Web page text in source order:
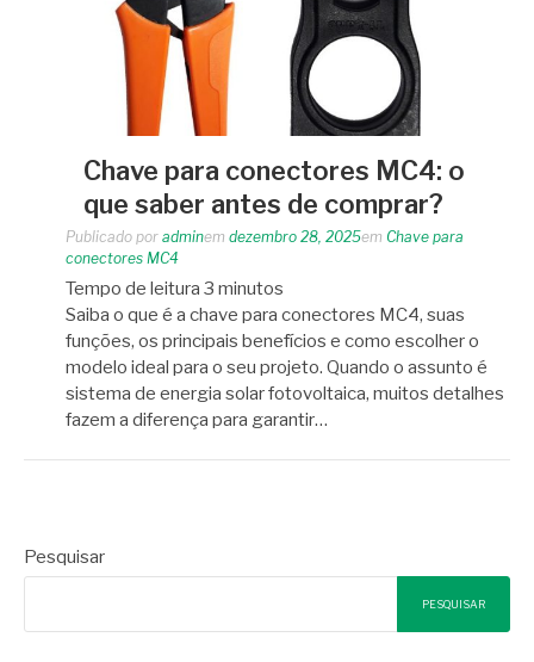
Chave para conectores MC4: o
que saber antes de comprar?
Publicado por adminem dezembro 28, 2025em Chave para
conectores MC4
Tempo de leitura 3 minutos
Saiba o que é a chave para conectores MC4, suas
funções, os principais benefícios e como escolher o
modelo ideal para o seu projeto. Quando o assunto é
sistema de energia solar fotovoltaica, muitos detalhes
fazem a diferença para garantir…
Pesquisar
PESQUISAR